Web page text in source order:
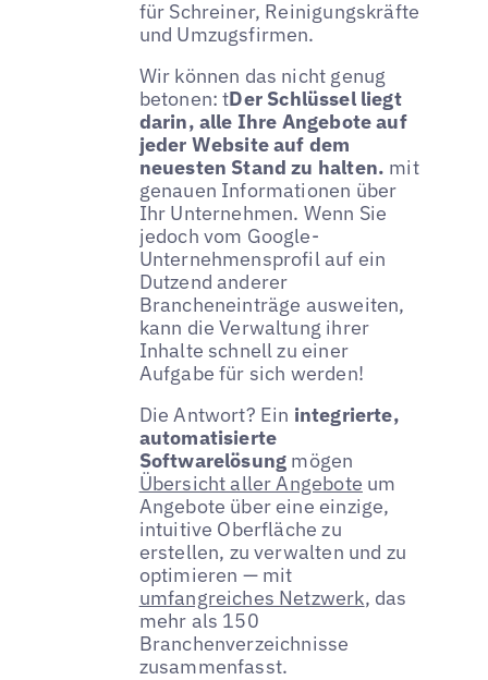
für Schreiner, Reinigungskräfte
und Umzugsfirmen.
Wir können das nicht genug
betonen: tDer Schlüssel liegt
darin, alle Ihre Angebote auf
jeder Website auf dem
neuesten Stand zu halten. mit
genauen Informationen über
Ihr Unternehmen. Wenn Sie
jedoch vom Google-
Unternehmensprofil auf ein
Dutzend anderer
Brancheneinträge ausweiten,
kann die Verwaltung ihrer
Inhalte schnell zu einer
Aufgabe für sich werden!
Die Antwort? Ein integrierte,
automatisierte
Softwarelösung mögen
Übersicht aller Angebote um
Angebote über eine einzige,
intuitive Oberfläche zu
erstellen, zu verwalten und zu
optimieren — mit
umfangreiches Netzwerk, das
mehr als 150
Branchenverzeichnisse
zusammenfasst.